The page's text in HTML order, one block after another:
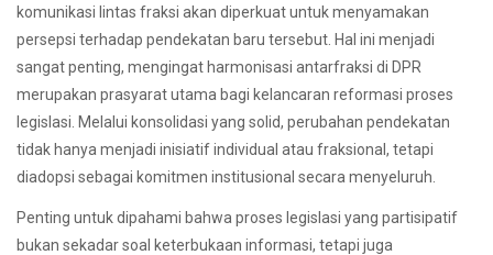
komunikasi lintas fraksi akan diperkuat untuk menyamakan
persepsi terhadap pendekatan baru tersebut. Hal ini menjadi
sangat penting, mengingat harmonisasi antarfraksi di DPR
merupakan prasyarat utama bagi kelancaran reformasi proses
legislasi. Melalui konsolidasi yang solid, perubahan pendekatan
tidak hanya menjadi inisiatif individual atau fraksional, tetapi
diadopsi sebagai komitmen institusional secara menyeluruh.
Penting untuk dipahami bahwa proses legislasi yang partisipatif
bukan sekadar soal keterbukaan informasi, tetapi juga